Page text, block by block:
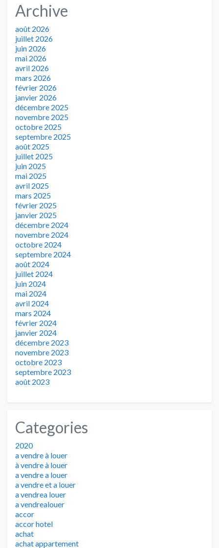
Archive
août 2026
juillet 2026
juin 2026
mai 2026
avril 2026
mars 2026
février 2026
janvier 2026
décembre 2025
novembre 2025
octobre 2025
septembre 2025
août 2025
juillet 2025
juin 2025
mai 2025
avril 2025
mars 2025
février 2025
janvier 2025
décembre 2024
novembre 2024
octobre 2024
septembre 2024
août 2024
juillet 2024
juin 2024
mai 2024
avril 2024
mars 2024
février 2024
janvier 2024
décembre 2023
novembre 2023
octobre 2023
septembre 2023
août 2023
Categories
2020
a vendre à louer
à vendre à louer
a vendre a louer
a vendre et a louer
a vendrea louer
a vendrealouer
accor
accor hotel
achat
achat appartement